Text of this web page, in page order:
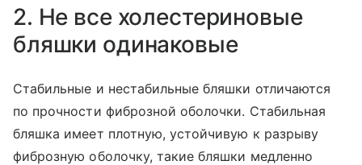
2. Не все холестериновые
бляшки одинаковые
Стабильные и нестабильные бляшки отличаются
по прочности фиброзной оболочки. Стабильная
бляшка имеет плотную, устойчивую к разрыву
фиброзную оболочку, такие бляшки медленно